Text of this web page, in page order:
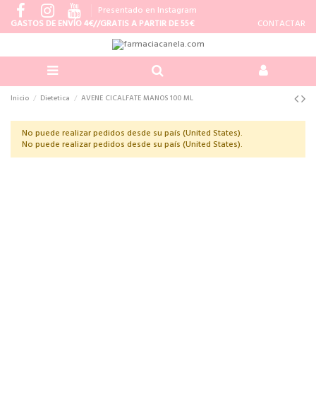
Presentado en Instagram
GASTOS DE ENVÍO 4€//GRATIS A PARTIR DE 55€
CONTACTAR
Inicio Dietetica AVENE CICALFATE MANOS 100 ML
No puede realizar pedidos desde su país (United States).
No puede realizar pedidos desde su país (United States).